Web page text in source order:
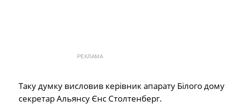
РЕКЛАМА
Таку думку висловив керівник апарату Білого
секретар Альянсу Єнс Столтенберг.